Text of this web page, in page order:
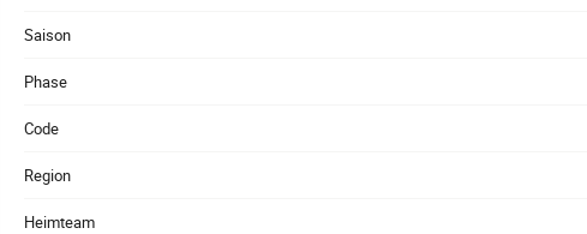
Saison
Phase
Code
Region
Heimteam